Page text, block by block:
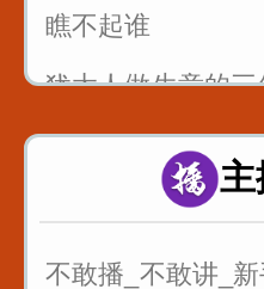
瞧不起谁
犹太人做生意的
意
最狠的五句话让主
不敢播_不敢讲_